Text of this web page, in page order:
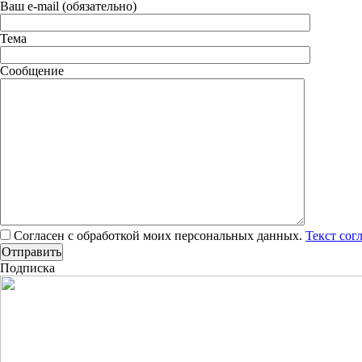
Ваш e-mail (обязательно)
Тема
Сообщение
Согласен с обработкой моих персональных данных. Текст
Подписка